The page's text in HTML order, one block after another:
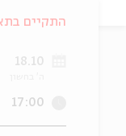
התקיים
18.10
17:00